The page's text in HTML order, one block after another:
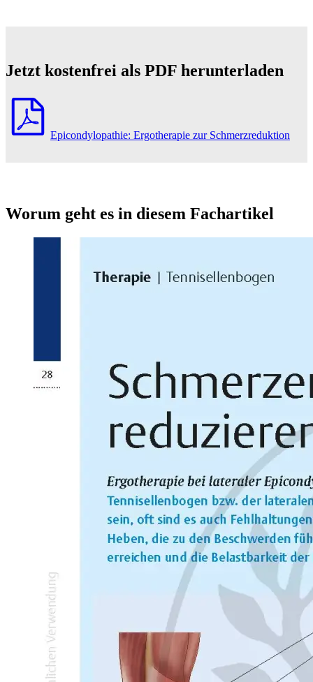
Jetzt kostenfrei als PDF herunterladen
Epicondylopathie: Ergotherapie zur Schmerzreduktion
Worum geht es in diesem Fachartikel